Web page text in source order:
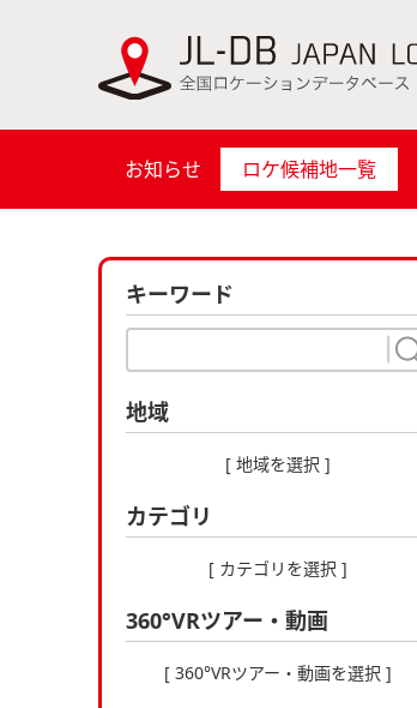
お知らせ ロケ候補地一覧
キーワード
地域
[ 地域を選択 ]
カテゴリ
[ カテゴリを選択 ]
360°VRツアー・動画
[ 360°VRツアー・動画を選択 ]